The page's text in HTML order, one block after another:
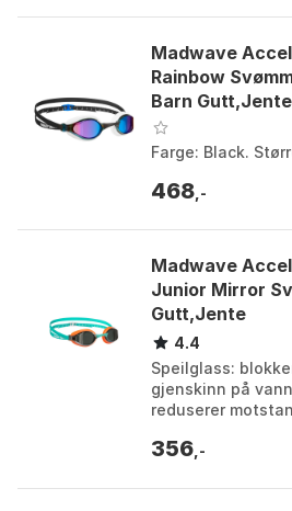
Madwave
Rainbow
Barn Gutt,Jente
Farge: Black.
468 ,-
Madwave
Junior Mirror
Gutt,Jente
4.4
Speilglass:
gjenskinn på
reduserer
alternativer...
356 ,-